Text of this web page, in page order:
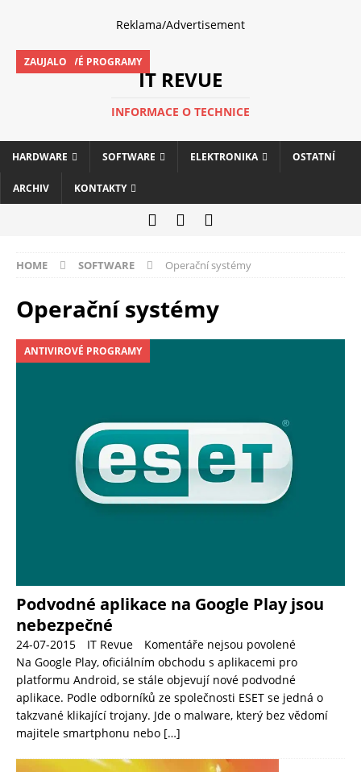
Reklama/Advertisement
IT REVUE
INFORMACE O TECHNICE
HARDWARE SOFTWARE ELEKTRONIKA OSTATNÍ
ARCHIV KONTAKTY
HOME SOFTWARE Operační systémy
Operační systémy
ANTIVIROVÉ PROGRAMY
Podvodné aplikace na Google Play jsou
nebezpečné
24-07-2015 IT Revue
Komentáře nejsou povolené
Na Google Play, oficiálním obchodu s aplikacemi pro
platformu Android, se stále objevují nové podvodné
aplikace. Podle odborníků ze společnosti ESET se jedná o
takzvané klikající trojany. Jde o malware, který bez vědomí
majitele smartphonu nebo […]
ANTIVIROVÉ PROGRAMY
ZAUJALO